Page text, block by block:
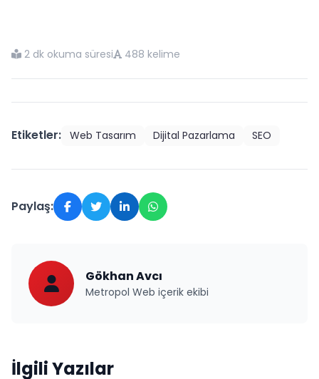
2 dk okuma süresi 488 kelime
Etiketler: Web Tasarım Dijital Pazarlama SEO
Paylaş:
Gökhan Avcı
Metropol Web içerik ekibi
İlgili Yazılar